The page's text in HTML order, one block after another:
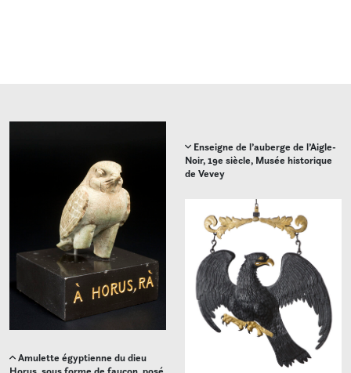
Amulette égyptienne du dieu
Enseigne de l’auberge de l’Aigle-
Noir, 19e siècle, Musée historique
de Vevey